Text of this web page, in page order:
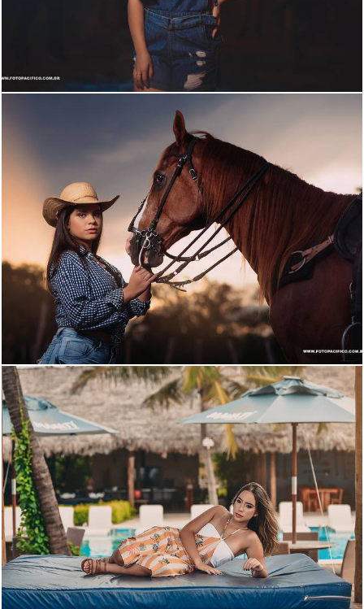
1711
1846 39
2211 68